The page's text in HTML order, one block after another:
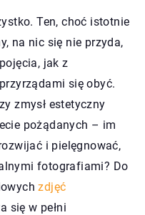
Ten, choć istotnie
na nic się nie przyda,
jak z
się obyć.
zmysł estetyczny
pożądanych – im
i pielęgnować,
fotografiami? Do
zdjęć
się w pełni